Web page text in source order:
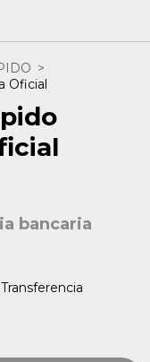
>
Oficial
bancaria